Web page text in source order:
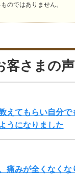
のではありません。
客さまの声
えてもらい自分で
うになりました
痛みが全くなくな